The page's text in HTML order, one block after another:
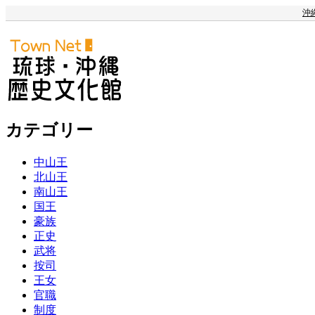
沖
カテゴリー
中山王
北山王
南山王
国王
豪族
正史
武将
按司
王女
官職
制度